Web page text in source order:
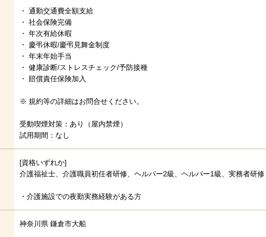
・ 通勤交通費全額支給
・ 社会保険完備
・ 年次有給休暇
・ 慶弔休暇/慶弔見舞金制度
・ 年末年始手当
・ 健康診断/ストレスチェック/予防接種
・ 賠償責任保険加入
※ 規約等の詳細はお問合せください。
受動喫煙対策：あり（屋内禁煙）
試用期間：なし
[資格いずれか]
介護福祉士、介護職員初任者研修、ヘルパー2級、ヘルパー1級、実務者研修
・介護施設での夜勤実務経験がある方
神奈川県 鎌倉市大船